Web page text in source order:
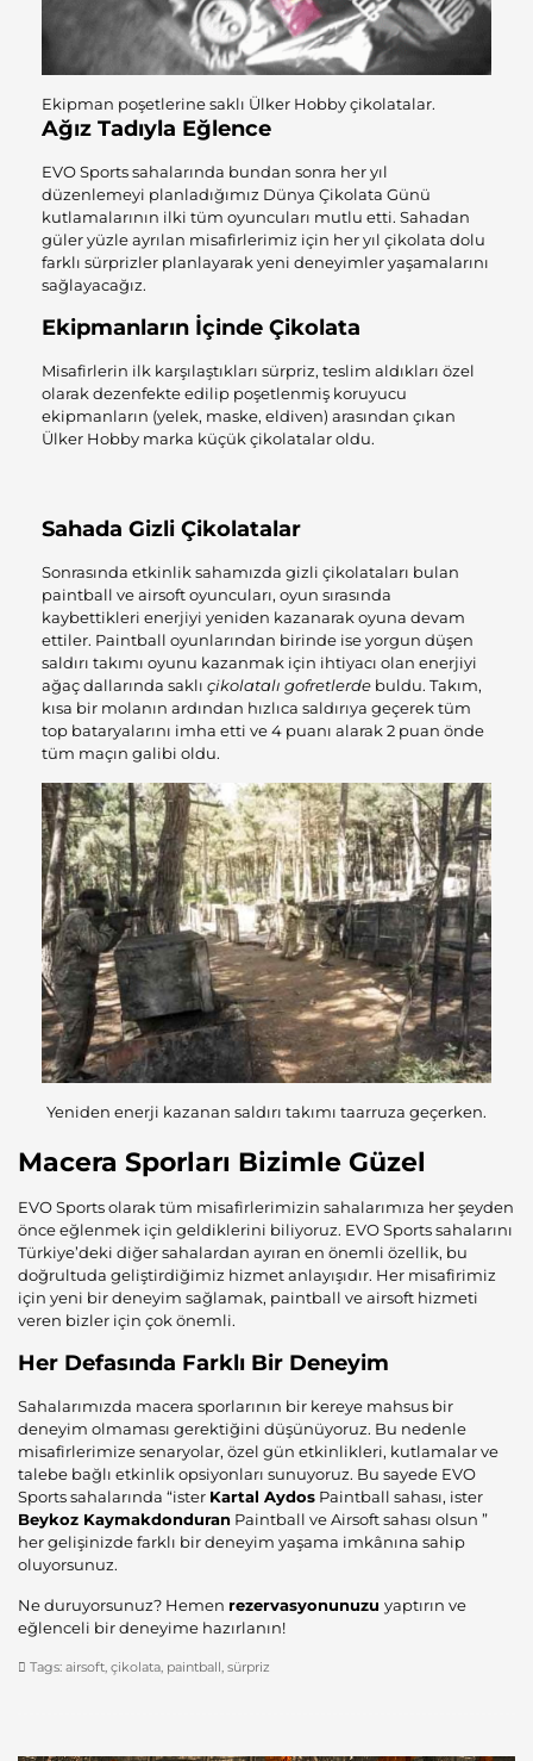
Ekipman poşetlerine saklı Ülker Hobby çikolatalar.
Ağız Tadıyla Eğlence
EVO Sports sahalarında bundan sonra her yıl
düzenlemeyi planladığımız Dünya Çikolata Günü
kutlamalarının ilki tüm oyuncuları mutlu etti. Sahadan
güler yüzle ayrılan misafirlerimiz için her yıl çikolata dolu
farklı sürprizler planlayarak yeni deneyimler yaşamalarını
sağlayacağız.
Ekipmanların İçinde Çikolata
Misafirlerin ilk karşılaştıkları sürpriz, teslim aldıkları özel
olarak dezenfekte edilip poşetlenmiş koruyucu
ekipmanların (yelek, maske, eldiven) arasından çıkan
Ülker Hobby marka küçük çikolatalar oldu.
Sahada Gizli Çikolatalar
Sonrasında etkinlik sahamızda gizli çikolataları bulan
paintball ve airsoft oyuncuları, oyun sırasında
kaybettikleri enerjiyi yeniden kazanarak oyuna devam
ettiler. Paintball oyunlarından birinde ise yorgun düşen
saldırı takımı oyunu kazanmak için ihtiyacı olan enerjiyi
ağaç dallarında saklı çikolatalı gofretlerde buldu. Takım,
kısa bir molanın ardından hızlıca saldırıya geçerek tüm
top bataryalarını imha etti ve 4 puanı alarak 2 puan önde
tüm maçın galibi oldu.
Yeniden enerji kazanan saldırı takımı taarruza geçerken.
Macera Sporları Bizimle Güzel
EVO Sports olarak tüm misafirlerimizin sahalarımıza her şeyden
önce eğlenmek için geldiklerini biliyoruz. EVO Sports sahalarını
Türkiye’deki diğer sahalardan ayıran en önemli özellik, bu
doğrultuda geliştirdiğimiz hizmet anlayışıdır. Her misafirimiz
için yeni bir deneyim sağlamak, paintball ve airsoft hizmeti
veren bizler için çok önemli.
Her Defasında Farklı Bir Deneyim
Sahalarımızda macera sporlarının bir kereye mahsus bir
deneyim olmaması gerektiğini düşünüyoruz. Bu nedenle
misafirlerimize senaryolar, özel gün etkinlikleri, kutlamalar ve
talebe bağlı etkinlik opsiyonları sunuyoruz. Bu sayede EVO
Sports sahalarında “ister Kartal Aydos Paintball sahası, ister
Beykoz Kaymakdonduran Paintball ve Airsoft sahası olsun ”
her gelişinizde farklı bir deneyim yaşama imkânına sahip
oluyorsunuz.
Ne duruyorsunuz? Hemen rezervasyonunuzu yaptırın ve
eğlenceli bir deneyime hazırlanın!
Tags: airsoft, çikolata, paintball, sürpriz